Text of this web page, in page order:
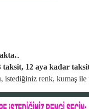
..
taksit, 12 aya kadar
istediğiniz renk, kumaş ile